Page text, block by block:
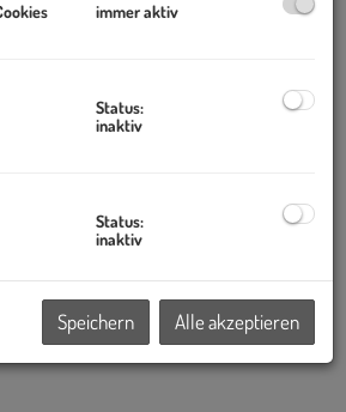
befindet sich unmittelbar
zwei Gebäuden mit jeweils 6 Stockwerken,
immer aktiv
Status:
inaktiv
Status:
inaktiv
Speichern Alle akzeptieren